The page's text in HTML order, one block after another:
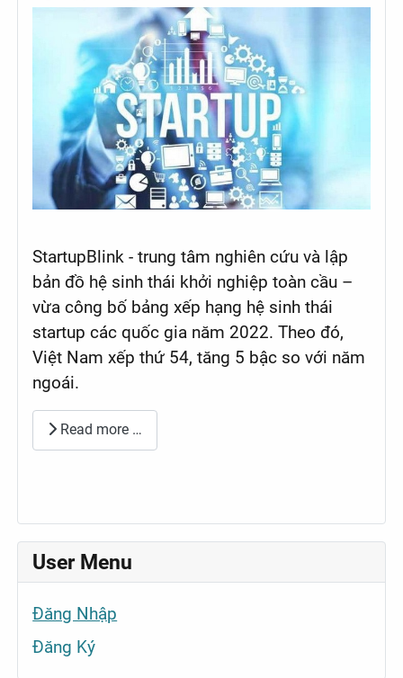
StartupBlink - trung tâm nghiên cứu và lập
bản đồ hệ sinh thái khởi nghiệp toàn cầu –
vừa công bố bảng xếp hạng hệ sinh thái
startup các quốc gia năm 2022. Theo đó,
Việt Nam xếp thứ 54, tăng 5 bậc so với năm
ngoái.
Read more …
User Menu
Đăng Nhập
Đăng Ký